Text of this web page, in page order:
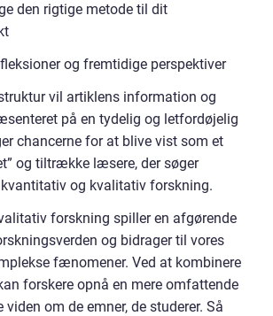
den rigtige metode til dit
og fremtidige perspektiver
vil artiklens information og
på en tydelig og letfordøjelig
chancerne for at blive vist som et
og tiltrække læsere, der søger
og kvalitativ forskning.
forskning spiller en afgørende
og bidrager til vores
fænomener. Ved at kombinere
forskere opnå en mere omfattende
viden om de emner, de studerer. Så